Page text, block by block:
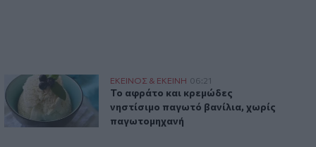
που διαρκεί
"ξύπνημα" και ενέργεια που διαρκεί
Το αφράτο και κρεμώδες νηστίσιμο παγωτό βανίλια,
ΕΚΕΙΝΟΣ & ΕΚΕΙΝΗ 06:21
Το αφράτο και κρεμώδες νηστίσιμο
Το αφράτο και κρεμώδες
νηστίσιμο παγωτό βανίλια, χωρίς
παγωτομηχανή